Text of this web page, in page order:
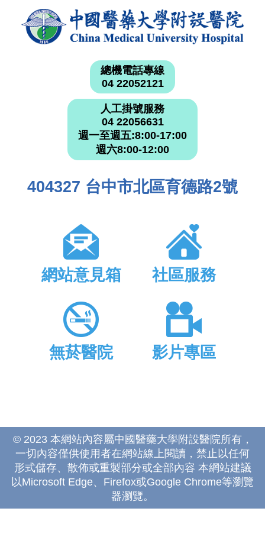
總機電話專線
04 22052121
人工掛號服務
04 22056631
週一至週五:8:00-17:00
週六8:00-12:00
404327 台中市北區育德路2號
網站意見箱 社區服務
無菸醫院 影片專區
© 2023 本網站內容屬中國醫藥大學附設醫院所有，
一切內容僅供使用者在網站線上閱讀，禁止以任何
形式儲存、散佈或重製部分或全部內容 本網站建議
以Microsoft Edge、Firefox或Google Chrome等瀏覽
器瀏覽。